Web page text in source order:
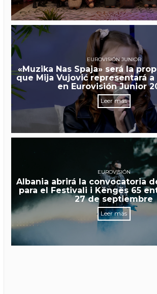
EUROVISIÓN JUNIOR
«Muzika Nas Spaja» será la
que Mija Vujović representará
en Eurovisión Junior
Leer más
EUROVISIÓN
Albania abrirá la convocatoria
para el Festivali i Këngës 65
27 de septiembre
Leer más